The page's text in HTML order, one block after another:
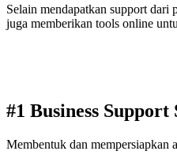
Selain mendapatkan support dari
juga memberikan tools online
#1 Business Support
Membentuk dan mempersiapkan